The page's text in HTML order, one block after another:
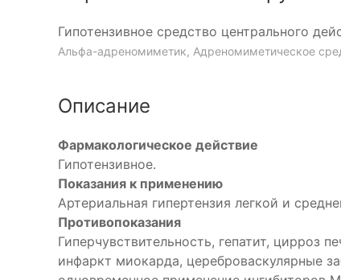
Гипотензивное средство центрального
Альфа-адреномиметик, Адреномиметическое
Описание
Фармакологическое действие
Гипотензивное.
Показания к применению
Артериальная гипертензия легкой и
Противопоказания
Гиперчувствительность, гепатит, цирроз
инфаркт миокарда, цереброваскулярные